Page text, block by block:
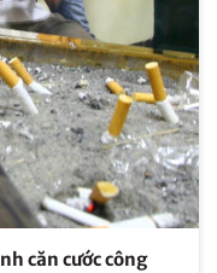
căn cước công